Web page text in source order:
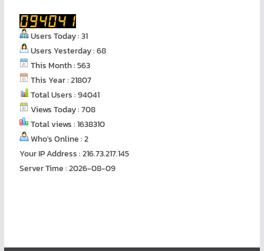
Users Today : 31
Users Yesterday : 68
This Month : 563
This Year : 21807
Total Users : 94041
Views Today : 708
Total views : 1638310
Who's Online : 2
Your IP Address : 216.73.217.145
Server Time : 2026-08-09